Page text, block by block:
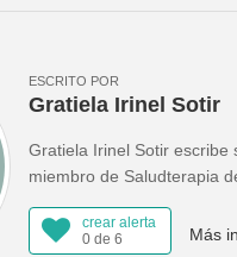
ESCRITO POR
Gratiela Irinel Sotir
Gratiela Irinel Sotir escribe
miembro de Saludterapia
crear alerta
0 de 6
Más